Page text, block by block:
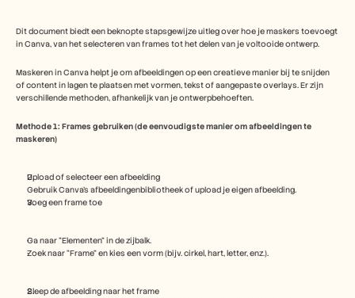
Dit document biedt een beknopte stapsgewijze uitleg over hoe je maskers toevoegt
in Canva, van het selecteren van frames tot het delen van je voltooide ontwerp.
Maskeren in Canva helpt je om afbeeldingen op een creatieve manier bij te snijden
of content in lagen te plaatsen met vormen, tekst of aangepaste overlays. Er zijn
verschillende methoden, afhankelijk van je ontwerpbehoeften.
Methode 1: Frames gebruiken (de eenvoudigste manier om afbeeldingen te
maskeren)
Upload of selecteer een afbeelding
Gebruik Canva's afbeeldingenbibliotheek of upload je eigen afbeelding.
Voeg een frame toe
Ga naar "Elementen" in de zijbalk.
Zoek naar “Frame” en kies een vorm (bijv. cirkel, hart, letter, enz.).
Sleep de afbeelding naar het frame
Announcement
Partner Program
Verandermanagement
Verkoopondersteuning
Productmarketing
Klantensucces